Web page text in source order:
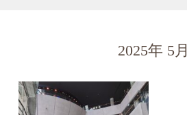
2025年 5月